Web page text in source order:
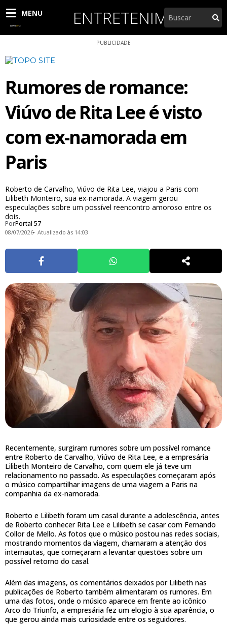
para
MENU ENTRETENIMENTO
Pesquisar
PUBLICIDADE
Rumores de romance:
Viúvo de Rita Lee é visto
com ex-namorada em
Paris
Roberto de Carvalho, Viúvo de Rita Lee, viajou a Paris com
Lilibeth Monteiro, sua ex-namorada. A viagem gerou
especulações sobre um possível reencontro amoroso entre os
dois.
PorPortal 57
08/07/2026 Atualizado às 14:03
Recentemente, surgiram rumores sobre um possível romance
entre Roberto de Carvalho, Viúvo de Rita Lee, e a empresária
Lilibeth Monteiro de Carvalho, com quem ele já teve um
relacionamento no passado. As especulações começaram após
o músico compartilhar imagens de uma viagem a Paris na
companhia da ex-namorada.
Roberto e Lilibeth foram um casal durante a adolescência, antes
de Roberto conhecer Rita Lee e Lilibeth se casar com Fernando
Collor de Mello. As fotos que o músico postou nas redes sociais,
mostrando momentos da viagem, chamaram a atenção dos
internautas, que começaram a levantar questões sobre um
possível retorno do casal.
Além das imagens, os comentários deixados por Lilibeth nas
publicações de Roberto também alimentaram os rumores. Em
uma das fotos, onde o músico aparece em frente ao icônico
Arco do Triunfo, a empresária fez um elogio à sua aparência, o
que gerou ainda mais curiosidade entre os seguidores.